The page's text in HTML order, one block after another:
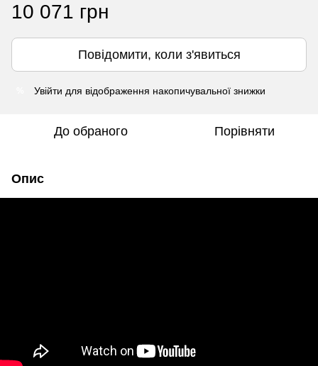
10 071 грн
Повідомити, коли з'явиться
Увійти для відображення накопичувальної знижки
До обраного Порівняти
Опис